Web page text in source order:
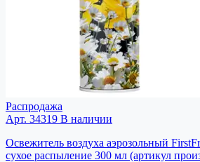
Распродажа
Арт. 34319 В наличии
Освежитель воздуха аэрозольный
сухое распыление 300 мл (артикул